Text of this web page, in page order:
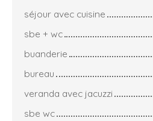
séjour avec cuisine
sbe + wc
buanderie
bureau
veranda avec jacuzzi
sbe wc